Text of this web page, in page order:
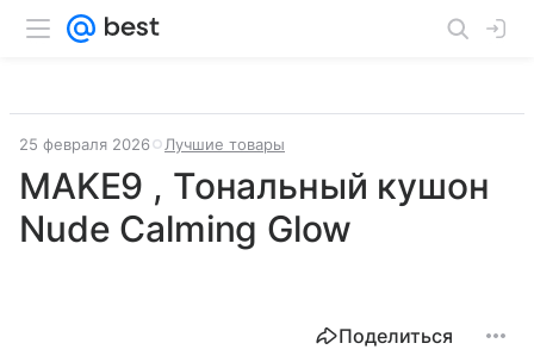
25 февраля 2026 Лучшие товары
MAKE9 , Тональный кушон
Nude Calming Glow
Поделиться